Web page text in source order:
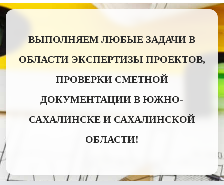
ВЫПОЛНЯЕМ ЛЮБЫЕ ЗАДАЧИ В
ОБЛАСТИ ЭКСПЕРТИЗЫ ПРОЕКТОВ,
ПРОВЕРКИ СМЕТНОЙ
ДОКУМЕНТАЦИИ В ЮЖНО-
САХАЛИНСКЕ И САХАЛИНСКОЙ
ОБЛАСТИ!